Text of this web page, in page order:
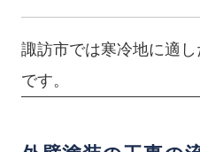
諏訪市では寒冷地に適
です。